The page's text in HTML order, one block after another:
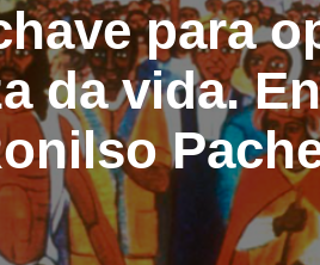
para
da vida.